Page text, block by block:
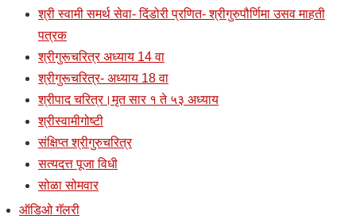
श्री स्वामी समर्थ सेवा- दिंडोरी प्रणित- श्रीगुरुपौर्णिमा उसव माहती
पत्रक
श्रीगुरूचरित्र अध्याय 14 वा
श्रीगुरूचरित्र- अध्याय 18 वा
श्रीपाद चरित्र।मृत सार १ ते ५३ अध्याय
श्रीस्वामीगोष्टी
संक्षिप्त श्रीगुरुचरित्र
सत्यदत्त पूजा विधी
सोळा सोमवार
ऑडिओ गॅलरी